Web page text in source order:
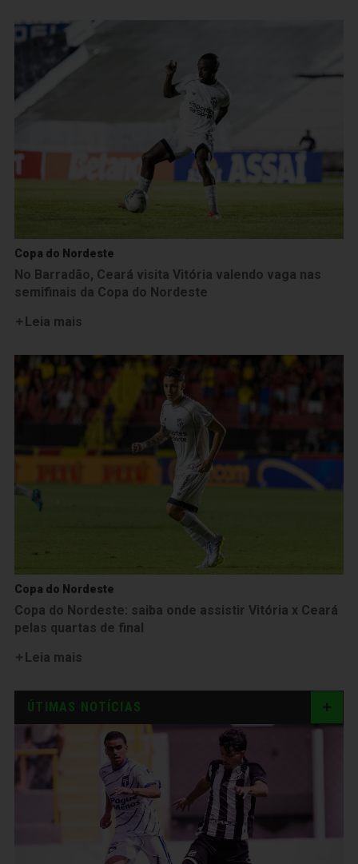
Copa do Nordeste
No Barradão, Ceará visita Vitória valendo vaga nas
semifinais da Copa do Nordeste
Leia mais
Copa do Nordeste
Copa do Nordeste: saiba onde assistir Vitória x Ceará
pelas quartas de final
Leia mais
ÚTIMAS NOTÍCIAS